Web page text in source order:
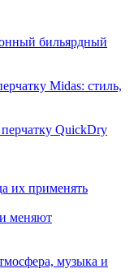
бильярдный
Midas: стиль,
QuickDry
их применять
меняют
музыка и